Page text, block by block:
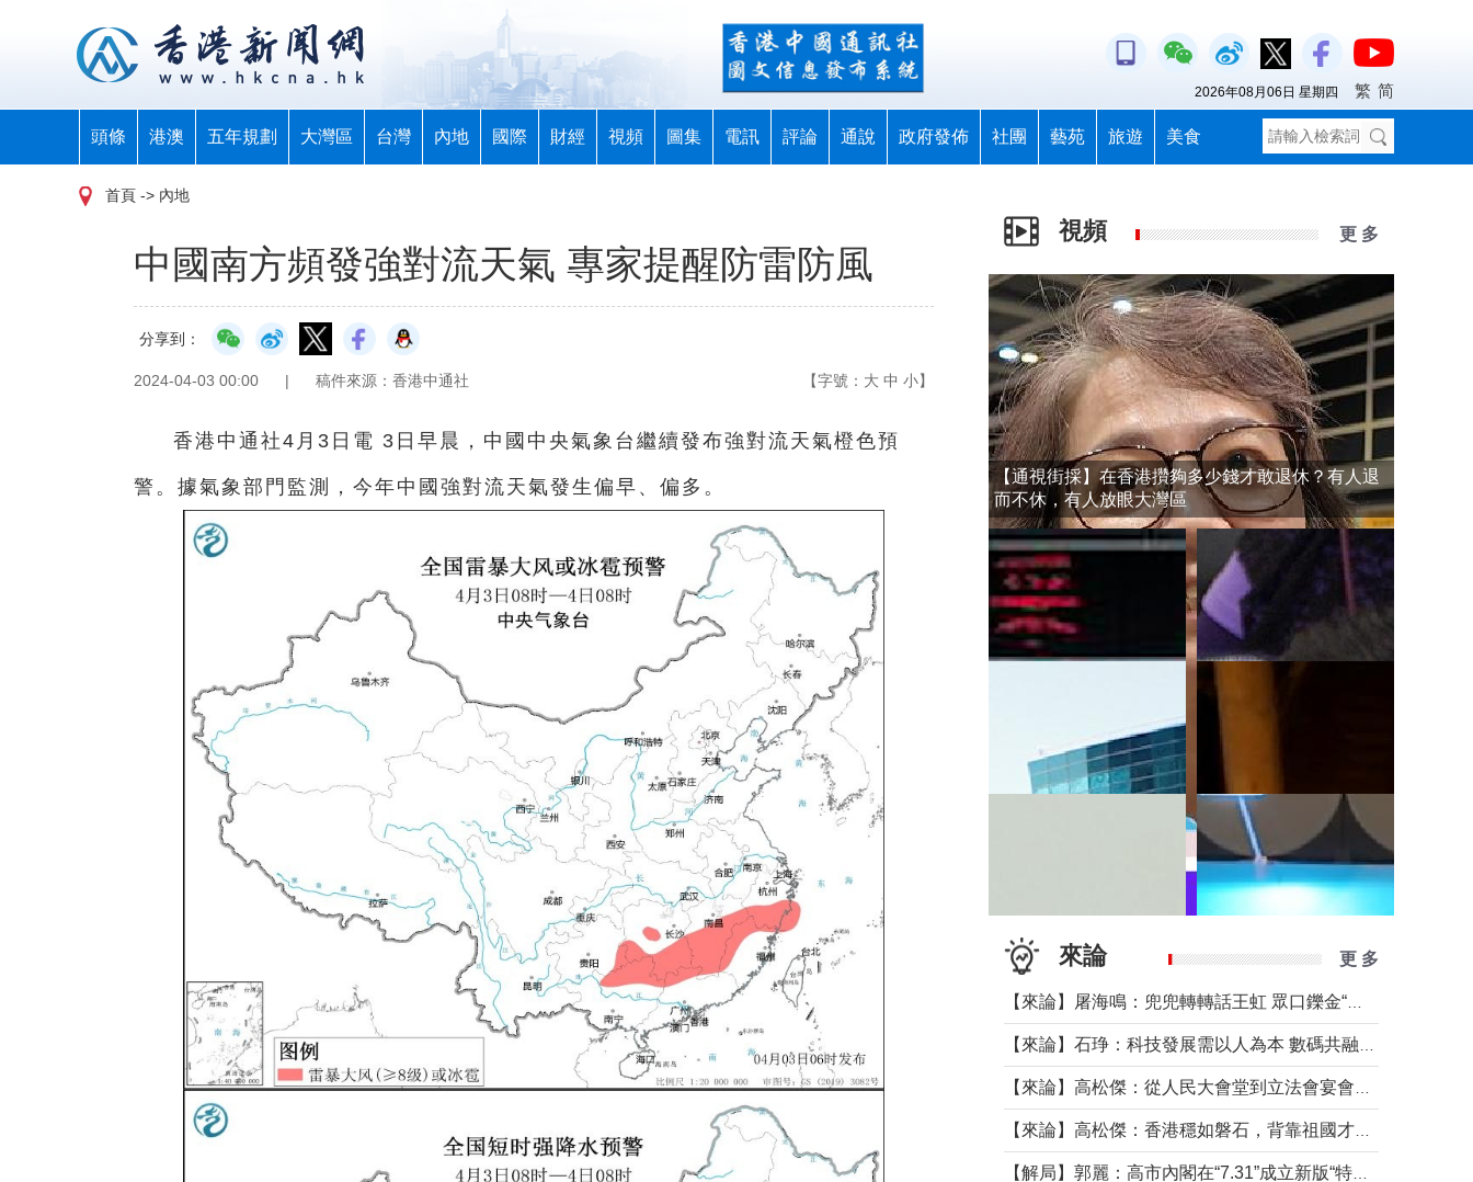
頭條 港澳 五年規劃 大灣區 台灣 內地 國際 財經 視頻 圖集 電訊 評論 通說 政府發佈 社團 藝苑 旅遊 美食
2026年08月06日 星期四 繁 简
首頁 -> 內地
中國南方頻發強對流天氣 專家提醒防雷防風
分享到：
2024-04-03 00:00 | 稿件來源：香港中通社 【字號： 大 中 小】
香港中通社4月3日電 3日早晨，中國中央氣象台繼續發布強對流天氣橙色預
警。據氣象部門監測，今年中國強對流天氣發生偏早、偏多。
視頻 更 多
【通視街採】在香港攢夠多少錢才敢退休？有人退
而不休，有人放眼大灣區
來論 更 多